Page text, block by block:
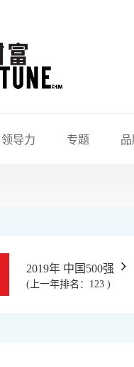
领导力 专题
2019年 中国500强
(上一年排名：123 )